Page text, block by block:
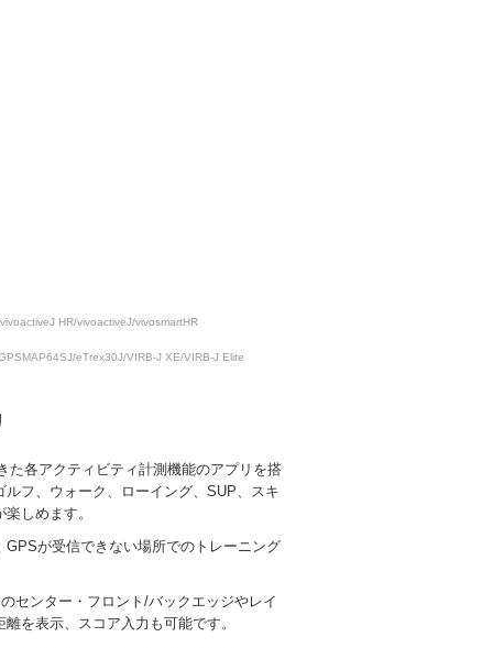
HR/vivoactiveJ/vivosmartHR
eTrex30J/VIRB-J XE/VIRB-J Elite
た各アクティビティ計測機能のアプリを搭
フ、ウォーク、ローイング、SUP、スキ
しめます。
GPSが受信できない場所でのトレーニング
センター・フロント/バックエッジやレイ
を表示、スコア入力も可能です。